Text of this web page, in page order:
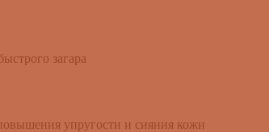
загара
упругости и сияния кожи